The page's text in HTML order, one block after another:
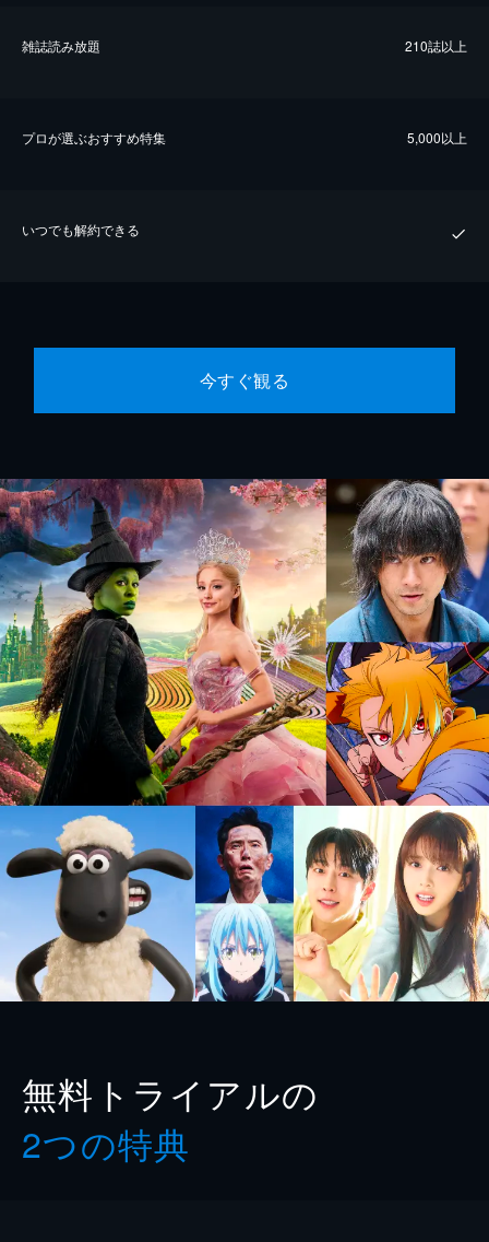
雑誌読み放題 210誌以上
プロが選ぶおすすめ特集 5,000以上
いつでも解約できる
今すぐ観る
無料トライアルの
2つの特典